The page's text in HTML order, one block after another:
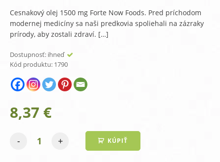
Cesnakový olej 1500 mg Forte Now Foods. Pred príchodom
modernej medicíny sa naši predkovia spoliehali na zázraky
prírody, aby zostali zdraví. […]
Dostupnosť: ihneď
Kód produktu: 1790
8,37 €
- + KÚPIŤ